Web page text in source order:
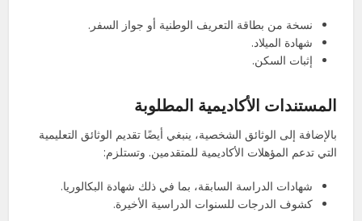
نسخة من بطاقة التعريف الوطنية أو جواز السفر.
شهادة الميلاد.
إثبات السكن.
المستندات الأكاديمية المطلوبة
بالإضافة إلى الوثائق الشخصية، ينبغي أيضًا تقديم الوثائق التعليمية
التي تدعم المؤهلات الأكاديمية للمتقدمين. وتستلزم:
شهادات الدراسة السابقة، بما في ذلك شهادة البكالوريا.
كشوف الدرجات للسنوات الدراسية الأخيرة.